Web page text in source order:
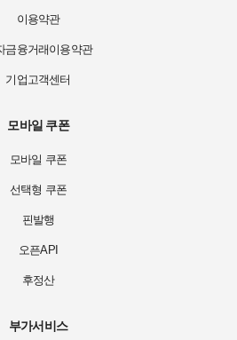
이용약관
금융거래이용약관
기업고객센터
모바일 쿠폰
모바일 쿠폰
선택형 쿠폰
핀발행
오픈API
후정산
부가서비스